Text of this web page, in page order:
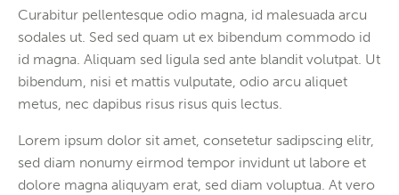
Curabitur pellentesque odio magna, id malesuada arcu
sodales ut. Sed sed quam ut ex bibendum commodo id
id magna. Aliquam sed ligula sed ante blandit volutpat. Ut
bibendum, nisi et mattis vulputate, odio arcu aliquet
metus, nec dapibus risus risus quis lectus.
Lorem ipsum dolor sit amet, consetetur sadipscing elitr,
sed diam nonumy eirmod tempor invidunt ut labore et
dolore magna aliquyam erat, sed diam voluptua. At vero